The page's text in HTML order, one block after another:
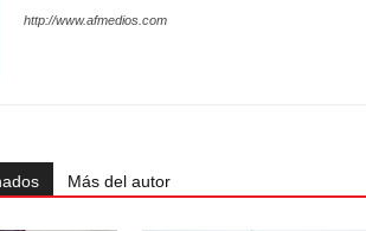
http://www.afmedios.com
Más del autor